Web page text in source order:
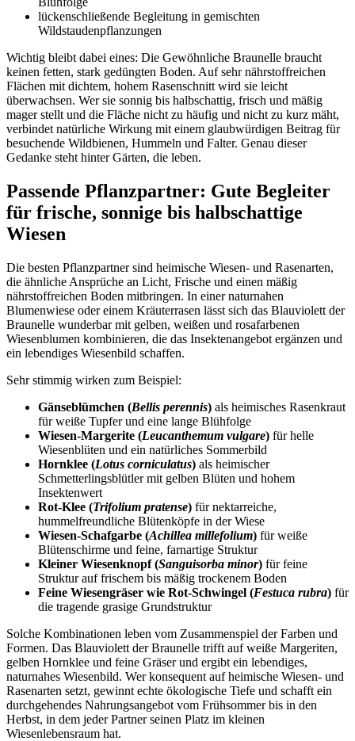
lückenschließende Begleitung in gemischten
Wildstaudenpflanzungen
Wichtig bleibt dabei eines: Die Gewöhnliche Braunelle braucht
keinen fetten, stark gedüngten Boden. Auf sehr nährstoffreichen
Flächen mit dichtem, hohem Rasenschnitt wird sie leicht
überwachsen. Wer sie sonnig bis halbschattig, frisch und mäßig
mager stellt und die Fläche nicht zu häufig und nicht zu kurz mäht,
verbindet natürliche Wirkung mit einem glaubwürdigen Beitrag für
besuchende Wildbienen, Hummeln und Falter. Genau dieser
Gedanke steht hinter Gärten, die leben.
Passende Pflanzpartner: Gute Begleiter
für frische, sonnige bis halbschattige
Wiesen
Die besten Pflanzpartner sind heimische Wiesen- und Rasenarten,
die ähnliche Ansprüche an Licht, Frische und einen mäßig
nährstoffreichen Boden mitbringen. In einer naturnahen
Blumenwiese oder einem Kräuterrasen lässt sich das Blauviolett der
Braunelle wunderbar mit gelben, weißen und rosafarbenen
Wiesenblumen kombinieren, die das Insektenangebot ergänzen und
ein lebendiges Wiesenbild schaffen.
Sehr stimmig wirken zum Beispiel:
Gänseblümchen (Bellis perennis) als heimisches Rasenkraut
für weiße Tupfer und eine lange Blühfolge
Wiesen-Margerite (Leucanthemum vulgare) für helle
Wiesenblüten und ein natürliches Sommerbild
Hornklee (Lotus corniculatus) als heimischer
Schmetterlingsblütler mit gelben Blüten und hohem
Insektenwert
Rot-Klee (Trifolium pratense) für nektarreiche,
hummelfreundliche Blütenköpfe in der Wiese
Wiesen-Schafgarbe (Achillea millefolium) für weiße
Blütenschirme und feine, farnartige Struktur
Kleiner Wiesenknopf (Sanguisorba minor) für feine
Struktur auf frischem bis mäßig trockenem Boden
Feine Wiesengräser wie Rot-Schwingel (Festuca rubra) für
die tragende grasige Grundstruktur
Solche Kombinationen leben vom Zusammenspiel der Farben und
Formen. Das Blauviolett der Braunelle trifft auf weiße Margeriten,
gelben Hornklee und feine Gräser und ergibt ein lebendiges,
naturnahes Wiesenbild. Wer konsequent auf heimische Wiesen- und
Rasenarten setzt, gewinnt echte ökologische Tiefe und schafft ein
durchgehendes Nahrungsangebot vom Frühsommer bis in den
Herbst, in dem jeder Partner seinen Platz im kleinen
Wiesenlebensraum hat.